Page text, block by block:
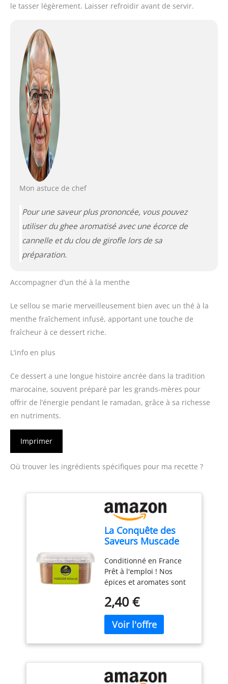
le tasser légèrement. Laisser refroidir avant de servir.
Mon astuce de chef
Pour une saveur plus prononcée, vous pouvez
utiliser du ghee aromatisé avec une écorce de
cannelle et du clou de girofle lors de sa
préparation.
Accompagner d’un thé à la menthe
Le sellou se marie merveilleusement bien avec un thé à la
menthe fraîchement infusé, apportant une touche de
fraîcheur à ce dessert riche.
L’info en plus
Ce dessert a une longue histoire ancrée dans la tradition
marocaine, souvent préparé par les grands-mères pour
offrir de l’énergie pendant le ramadan, grâce à sa richesse
en nutriments.
Imprimer
Où trouver les ingrédients spécifiques pour ma recette ?
La Conquête des
Saveurs Muscade
Conditionné en France
Prêt à l'emploi ! Nos
épices et aromates sont
sélectionnés pour la
puissance de leurs
saveurs !
2,40 €